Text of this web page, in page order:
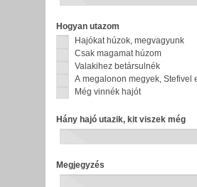
Hogyan utazom
Hajókat húzok, megvagyunk
Csak magamat húzom
Valakihez betársulnék
A megalonon megyek, Stefivel
Még vinnék hajót
Hány hajó utazik, kit viszek még
Megjegyzés